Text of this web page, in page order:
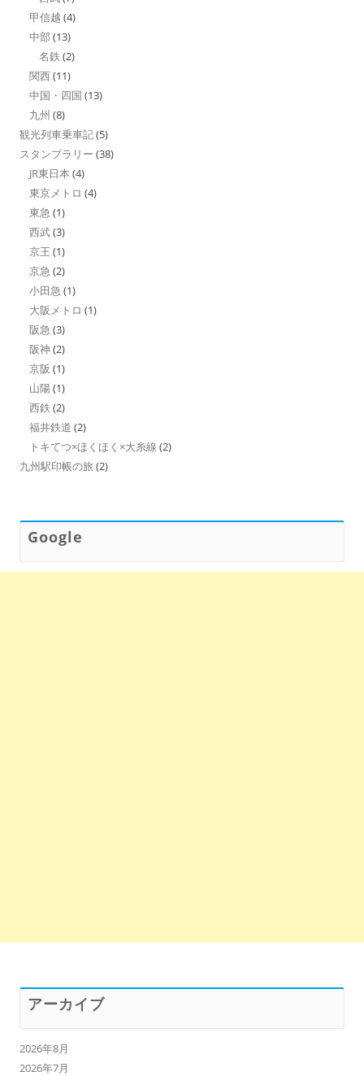
甲信越 (4)
中部 (13)
名鉄 (2)
関西(11)
中国・四国 (13)
九州 (8)
観光列車乗車記(5)
スタンプラリー (38)
JR東日本 (4)
東京メトロ (4)
東急 (1)
西武(3)
京王 (1)
京急 (2)
小田急 (1)
大阪メトロ (1)
阪急 (3)
阪神 (2)
京阪 (1)
山陽 (1)
西鉄 (2)
福井鉄道 (2)
トキてつ×ほくほく×大糸線 (2)
九州駅印帳の旅 (2)
Google
アーカイブ
2026年8月
2026年7月